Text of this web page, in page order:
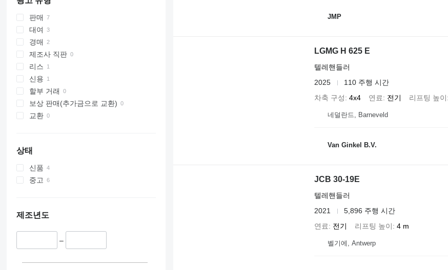
판매
대여
경매
제조사 직판
리스
신용
할부 거래
보상 판매(추가금으로 교환)
교환
상태
신품
중고
제조년도
–
JMP
LGMG H 625 E
텔레핸들러
2025
110 주행 시간
차축 구성
4x4 연료 전기 리프팅 높이
네덜란드, Barneveld
Van Ginkel B.V.
JCB 30-19E
텔레핸들러
2021
5,896 주행 시간
연료
전기 리프팅 높이 4 m
벨기에, Antwerp